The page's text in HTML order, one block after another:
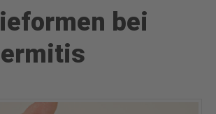
bei